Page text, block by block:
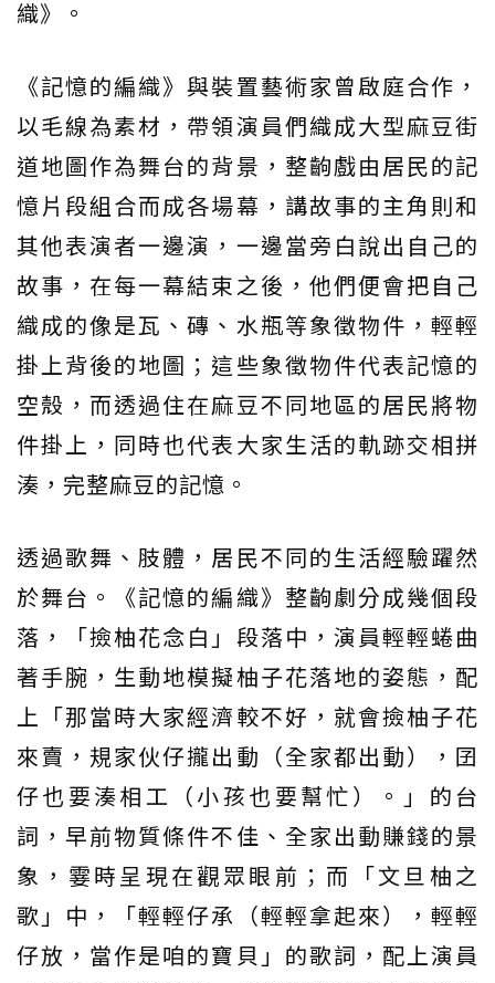
織》。
《記憶的編織》與裝置藝術家曾啟庭合作，
以毛線為素材，帶領演員們織成大型麻豆街
道地圖作為舞台的背景，整齣戲由居民的記
憶片段組合而成各場幕，講故事的主角則和
其他表演者一邊演，一邊當旁白說出自己的
故事，在每一幕結束之後，他們便會把自己
織成的像是瓦、磚、水瓶等象徵物件，輕輕
掛上背後的地圖；這些象徵物件代表記憶的
空殼，而透過住在麻豆不同地區的居民將物
件掛上，同時也代表大家生活的軌跡交相拼
湊，完整麻豆的記憶。
透過歌舞、肢體，居民不同的生活經驗躍然
於舞台。《記憶的編織》整齣劇分成幾個段
落，「撿柚花念白」段落中，演員輕輕蜷曲
著手腕，生動地模擬柚子花落地的姿態，配
上「那當時大家經濟較不好，就會撿柚子花
來賣，規家伙仔攏出動（全家都出動），囝
仔也要湊相工（小孩也要幫忙）。」的台
詞，早前物質條件不佳、全家出動賺錢的景
象，霎時呈現在觀眾眼前；而「文旦柚之
歌」中，「輕輕仔承（輕輕拿起來），輕輕
仔放，當作是咱的寶貝」的歌詞，配上演員